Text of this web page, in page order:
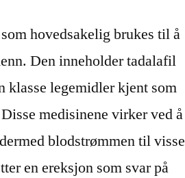
hovedsakelig brukes til å
Den inneholder tadalafil
klasse legemidler kjent som
medisinene virker ved å
blodstrømmen til visse
en ereksjon som svar på